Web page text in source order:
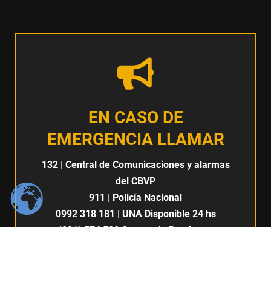
EN CASO DE
EMERGENCIA LLAMAR
132| Central de Comunicaciones y alarmas
del CBVP
911 | Policía Nacional
0992 318 181 | UNA Disponible 24 hs
(021) 574 500Cuerpo de Bomberos